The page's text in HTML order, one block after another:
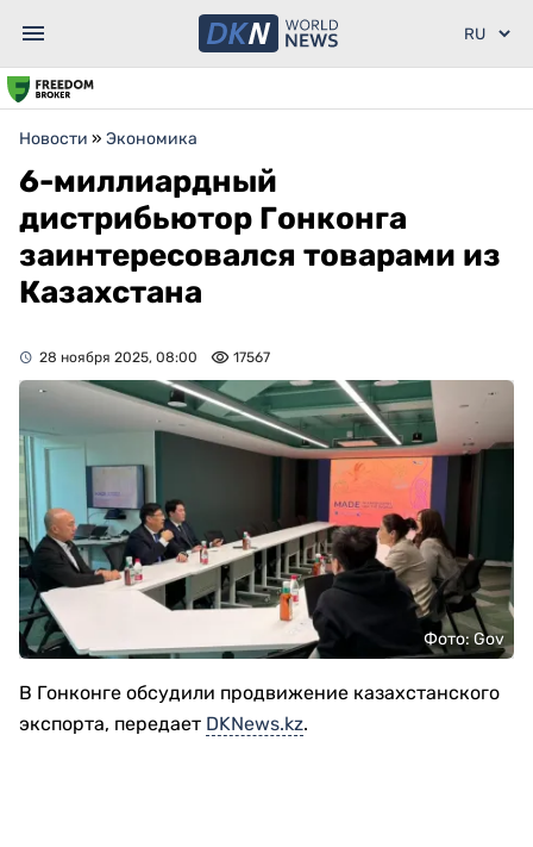
Новости » Экономика
6-миллиардный
дистрибьютор Гонконга
заинтересовался товарами из
Казахстана
28 ноября 2025, 08:00 17567
Фото: Gov
В Гонконге обсудили продвижение казахстанского
экспорта, передает DKNews.kz.